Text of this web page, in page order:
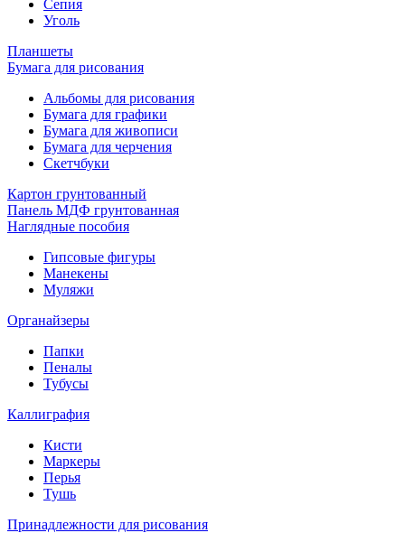
Сепия
Уголь
Планшеты
Бумага для рисования
Альбомы для рисования
Бумага для графики
Бумага для живописи
Бумага для черчения
Скетчбуки
Картон грунтованный
Панель МДФ грунтованная
Наглядные пособия
Гипсовые фигуры
Манекены
Муляжи
Органайзеры
Папки
Пеналы
Тубусы
Каллиграфия
Кисти
Маркеры
Перья
Тушь
Принадлежности для рисования